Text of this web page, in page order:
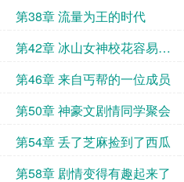
第38章 流量为王的时代
第42章 冰山女神校花容易攻
略
第46章 来自丐帮的一位成员
第50章 神豪文剧情同学聚会
第54章 丢了芝麻捡到了西瓜
第58章 剧情变得有趣起来了